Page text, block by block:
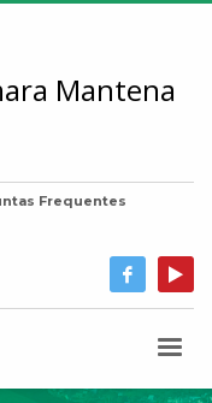
Frequentes